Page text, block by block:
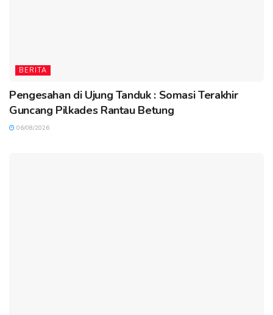
BERITA
Pengesahan di Ujung Tanduk : Somasi Terakhir
Guncang Pilkades Rantau Betung
06/08/2026